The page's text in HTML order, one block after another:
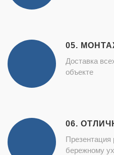
05.
Доставка
объекте
06.
Презентация
бережному